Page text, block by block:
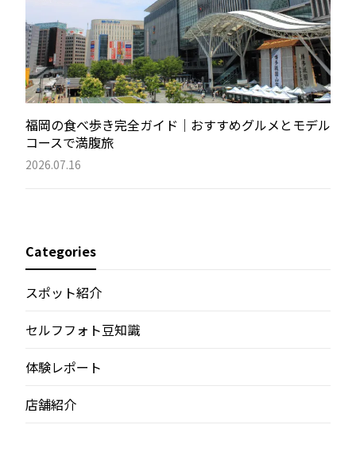
福岡の食べ歩き完全ガイド｜おすすめグルメとモデル
コースで満腹旅
2026.07.16
Categories
スポット紹介
セルフフォト豆知識
体験レポート
店舗紹介